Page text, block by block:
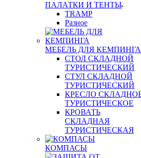
ПАЛАТКИ И ТЕНТЫ
TRAMP
Разное
МЕБЕЛЬ ДЛЯ КЕМПИНГА
СТОЛ СКЛАДНОЙ
ТУРИСТИЧЕСКИЙ
СТУЛ СКЛАДНОЙ
ТУРИСТИЧЕСКИЙ
КРЕСЛО
ТУРИСТИЧЕСКОЕ
КРОВАТЬ
СКЛАДНАЯ
ТУРИСТИЧЕСКАЯ
КОМПАСЫ